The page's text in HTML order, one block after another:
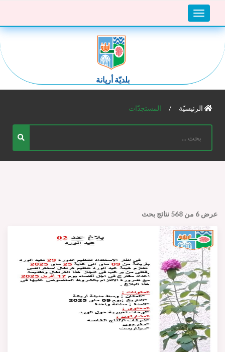
Toggle
navigation
بلديّة أريانة
الرئيسيّة المستجدّات
عرض 6 من 568 نتائج بحث